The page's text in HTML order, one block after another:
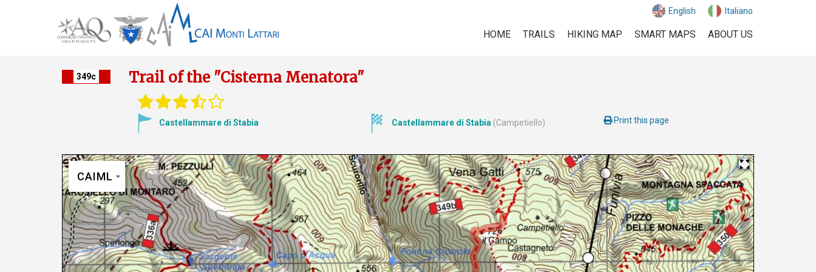
English Italiano
HOME TRAILS HIKING MAP SMART MAPS ABOUT US
349c Trail of the "Cisterna Menatora"
Castellammare di Stabia Castellammare di Stabia (Campetiello) Print this page
CAIML